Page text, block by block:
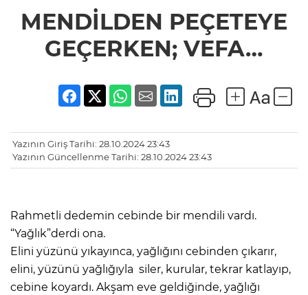
MENDİLDEN PEÇETEYE
GEÇERKEN; VEFA…
Yazının Giriş Tarihi: 28.10.2024 23:43
Yazının Güncellenme Tarihi: 28.10.2024 23:43
Rahmetli dedemin cebinde bir mendili vardı.
“Yağlık”derdi ona.
Elini yüzünü yıkayınca, yağlığını cebinden çıkarır,
elini, yüzünü yağlığıyla siler, kurular, tekrar katlayıp,
cebine koyardı. Akşam eve geldiğinde, yağlığı